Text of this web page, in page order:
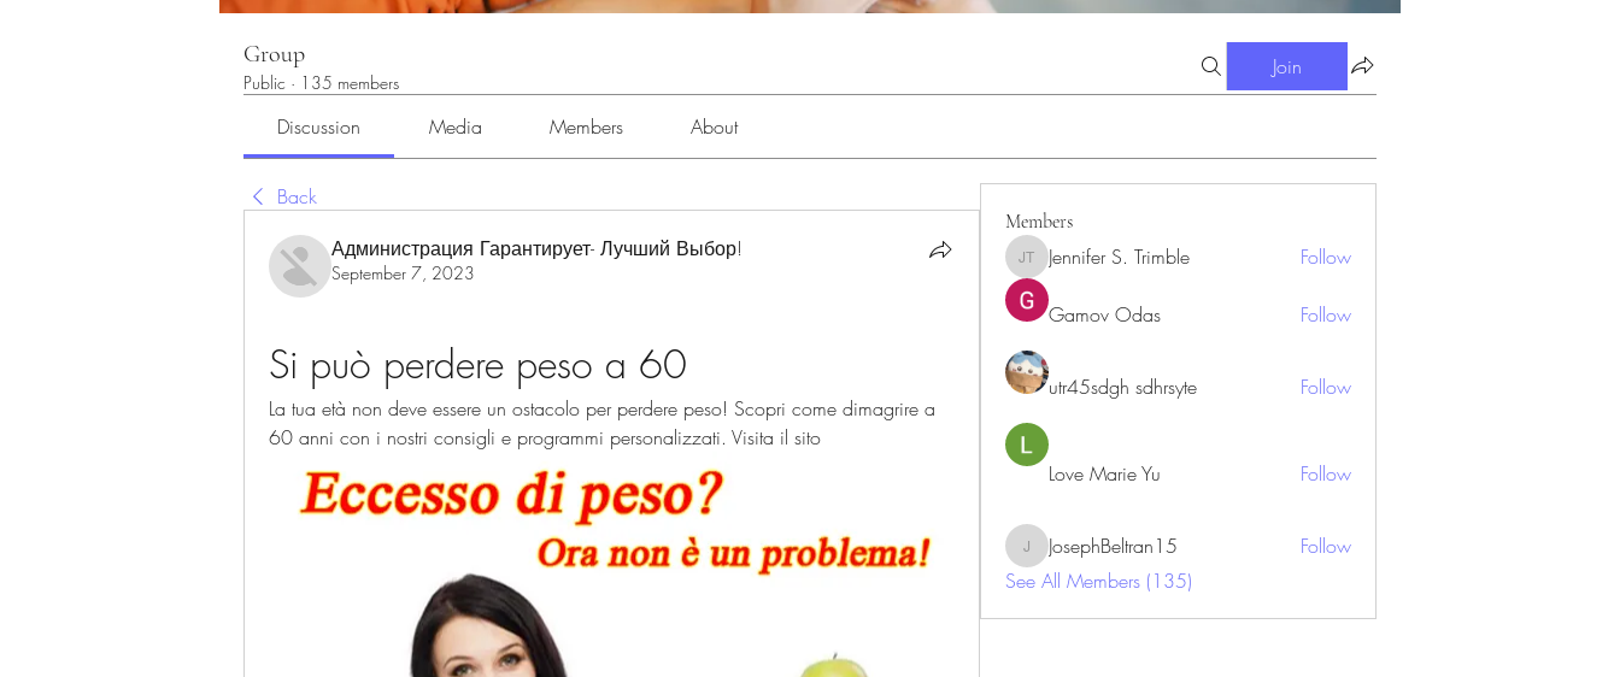
Group
Public · 135 members
Join
Discussion Media Members About
Back
Администрация Гарантирует- Лучший Выбор!
September 7, 2023
Si può perdere peso a 60
La tua età non deve essere un ostacolo per perdere peso! Scopri come dimagrire a
60 anni con i nostri consigli e programmi personalizzati. Visita il sito
Members
Jennifer S. Trimble
Jennifer S. Trimble Follow
Gamov Odas Follow
utr45sdgh sdhrsyte Follow
Love Marie Yu Follow
JosephBeltran15
JosephBeltran15
Follow
See All Members (135)